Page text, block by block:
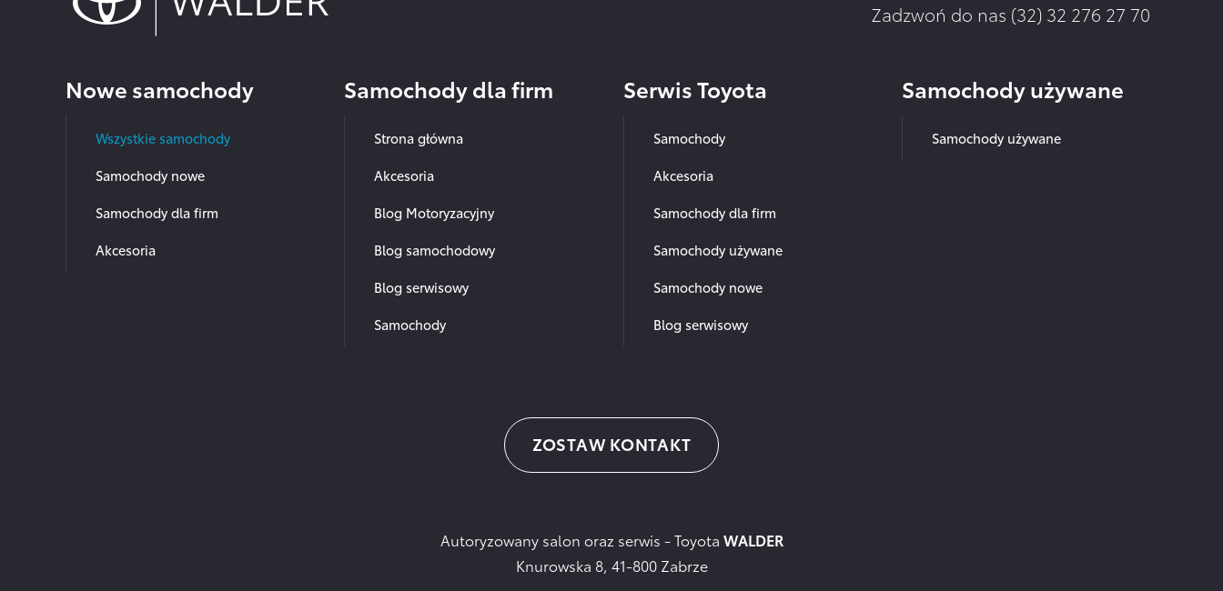
Zadzwoń do nas (32) 32 276 27 70
Nowe samochody
Wszystkie samochody
Samochody nowe
Samochody dla firm
Akcesoria
Samochody dla firm
Strona główna
Akcesoria
Blog Motoryzacyjny
Blog samochodowy
Blog serwisowy
Samochody
Serwis Toyota
Samochody
Akcesoria
Samochody dla firm
Samochody używane
Samochody nowe
Blog serwisowy
Samochody używane
Samochody używane
ZOSTAW KONTAKT
Autoryzowany salon oraz serwis - Toyota WALDER
Knurowska 8, 41-800 Zabrze